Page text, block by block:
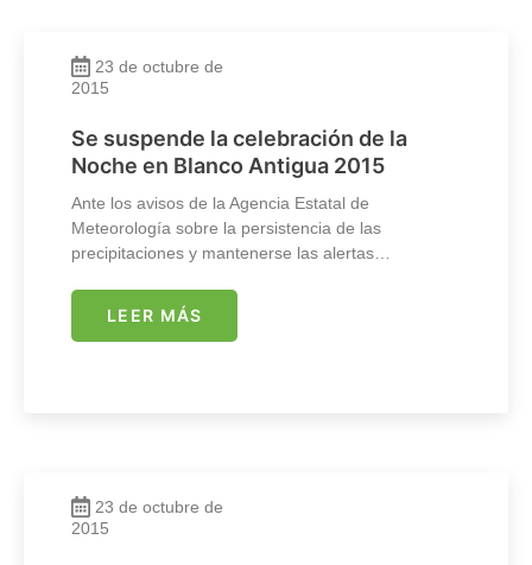
23 de octubre de
2015
Se suspende la celebración de la
Noche en Blanco Antigua 2015
Ante los avisos de la Agencia Estatal de
Meteorología sobre la persistencia de las
precipitaciones y mantenerse las alertas…
LEER MÁS
23 de octubre de
2015